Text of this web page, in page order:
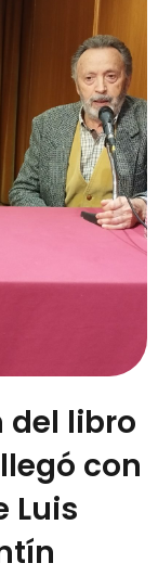
del libro
con
Luis